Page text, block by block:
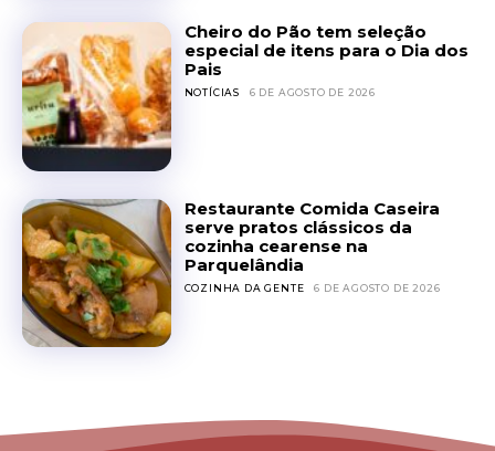
Cheiro do Pão tem seleção
especial de itens para o Dia dos
Pais
NOTÍCIAS 6 DE AGOSTO DE 2026
Restaurante Comida Caseira
serve pratos clássicos da
cozinha cearense na
Parquelândia
COZINHA DA GENTE 6 DE AGOSTO DE 2026